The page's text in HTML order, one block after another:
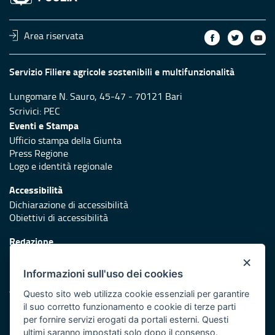
Area riservata
Servizio Filiere agricole sostenibili e multifunzionalità
Lungomare N. Sauro, 45-47 - 70121 Bari
Scrivici: PEC
Eventi e Stampa
Ufficio stampa della Giunta
Press Regione
Logo e identità regionale
Accessibilità
Dichiarazione di accessibilità
Obiettivi di accessibilità
Redazione
Protezione civile
Vai al sito di Protezione Civile Puglia
Iniziativa finanziata con risorse del POR Puglia 2014/2020 -
×
Informazioni sull'uso dei cookies
Questo sito web utilizza cookie essenziali per garantire
il suo corretto funzionamento e cookie di terze parti
per fornire servizi erogati da portali esterni. Questi
ultimi saranno impostati solo dopo il consenso.